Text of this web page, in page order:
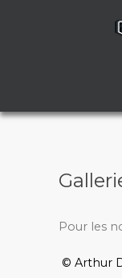
Pour les
© Arthur